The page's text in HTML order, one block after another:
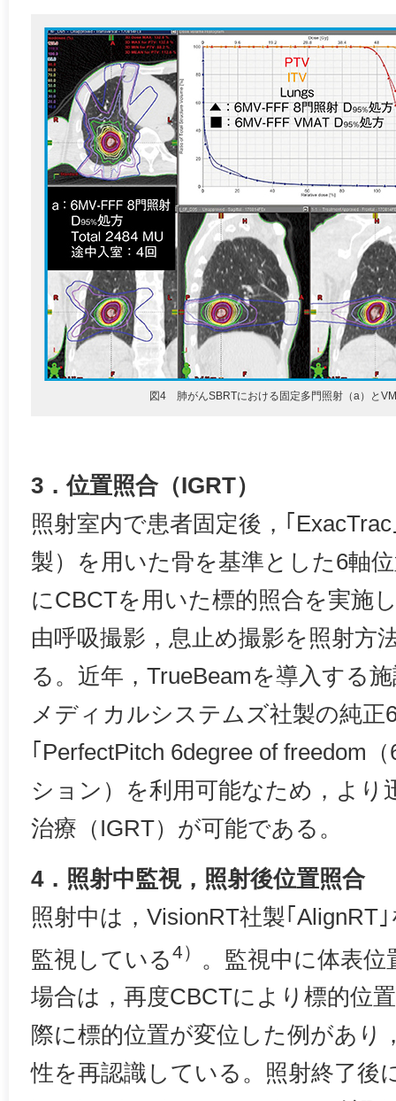
図4 肺がんSBRTにおける固定多門照射（a）と
3．位置照合（IGRT）
照射室内で患者固定後，｢
製）を用いた骨を基準とした6軸
にCBCTを用いた標的照合を実施
由呼吸撮影，息止め撮影を照射方
る。近年，TrueBeamを導入する
メディカルシステムズ社製の純正
｢PerfectPitch 6degree of freedom
ション）を利用可能なため，より
治療（IGRT）が可能である。
4．照射中監視，照射後位置照合
照射中は，VisionRT社製｢AlignRT
監視している4）
。監視中に体表
場合は，再度CBCTにより標的位
際に標的位置が変位した例があり
性を再認識している。照射終了後